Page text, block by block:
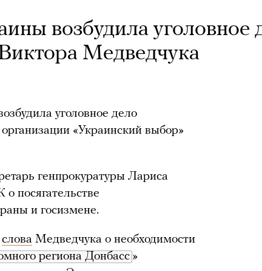
возбудила уголовное
Медведчука
уголовное дело
«Украинский выбор»
генпрокуратуры Лариса
посягательстве
и госизмене.
слова Медведчука о необходимости
региона Донбасс »